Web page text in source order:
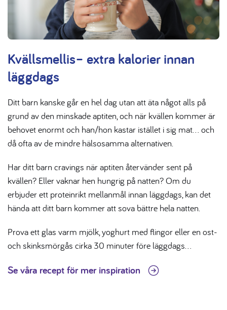
Kvällsmellis– extra kalorier innan
läggdags
Ditt barn kanske går en hel dag utan att äta något alls på
grund av den minskade aptiten, och när kvällen kommer är
behovet enormt och han/hon kastar istället i sig mat… och
då ofta av de mindre hälsosamma alternativen.
Har ditt barn cravings när aptiten återvänder sent på
kvällen? Eller vaknar hen hungrig på natten? Om du
erbjuder ett proteinrikt mellanmål innan läggdags, kan det
hända att ditt barn kommer att sova bättre hela natten.
Prova ett glas varm mjölk, yoghurt med flingor eller en ost-
och skinksmörgås cirka 30 minuter före läggdags…
Se våra recept för mer inspiration